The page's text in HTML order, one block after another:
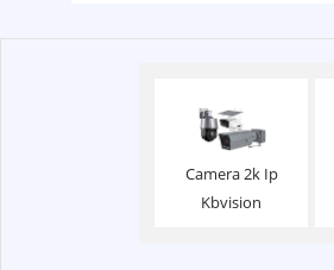
Camera 2k Ip
Kbvision